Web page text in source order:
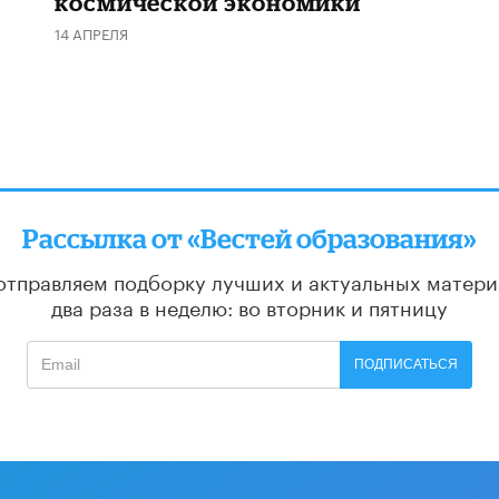
14 АПРЕЛЯ
Рассылка от «Вестей образования»
подборку лучших и актуальных
два раза в неделю: во вторник и пятницу
ПОДПИСАТЬСЯ